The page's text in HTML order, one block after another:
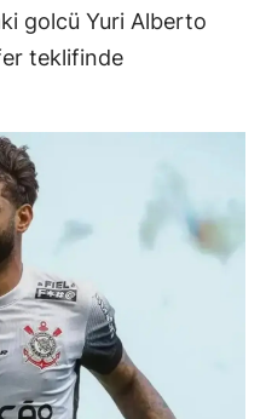
golcü Yuri Alberto
teklifinde